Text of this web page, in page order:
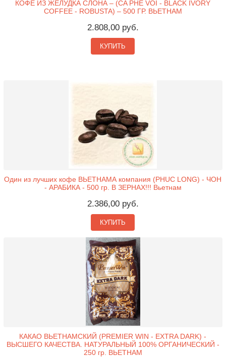
КОФЕ ИЗ ЖЕЛУДКА СЛОНА – (CA PHE VOI - BLACK IVORY
COFFEE - ROBUSTA) – 500 ГР. ВЬЕТНАМ
2.808,00 руб.
КУПИТЬ
Один из лучших кофе ВЬЕТНАМА компания (PHUC LONG) - ЧОН
- АРАБИКА - 500 гр. В ЗЕРНАХ!!! Вьетнам
2.386,00 руб.
КУПИТЬ
КАКАО ВЬЕТНАМСКИЙ (PREMIER WIN - EXTRA DARK) -
ВЫСШЕГО КАЧЕСТВА. НАТУРАЛЬНЫЙ 100% ОРГАНИЧЕСКИЙ -
250 гр. ВЬЕТНАМ